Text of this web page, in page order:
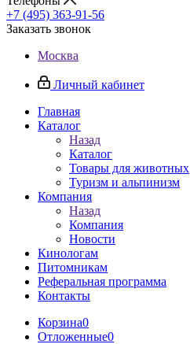
+7 (495) 363-91-56
Заказать звонок
Москва
Личный кабинет
Главная
Каталог
Назад
Каталог
Товары для животных
Туризм и альпинизм
Компания
Назад
Компания
Новости
Кинологам
Питомникам
Реферальная программа
Контакты
Корзина0
Отложенные0